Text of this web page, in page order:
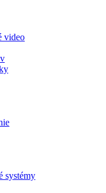
video
systémy